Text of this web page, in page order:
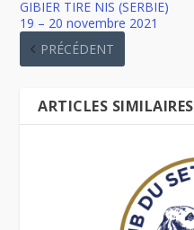
GIBIER TIRE NIS (SERBIE)
19 – 20 novembre 2021
PRÉCÉDENT
ARTICLES SIMILAIRES